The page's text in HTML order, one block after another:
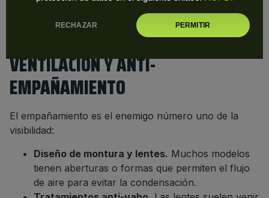
RECHAZAR PERMITIR
puntos de presión incómodos.
Peso de las gafas.
Unas gafas ligeras son clave
VENTILACIÓN Y ANTI-
EMPAÑAMIENTO
El empañamiento es el enemigo número uno de la
visibilidad:
Diseño de montura y lentes. Muchos modelos
tienen aberturas o formas que permiten el flujo
de aire para evitar la condensación.